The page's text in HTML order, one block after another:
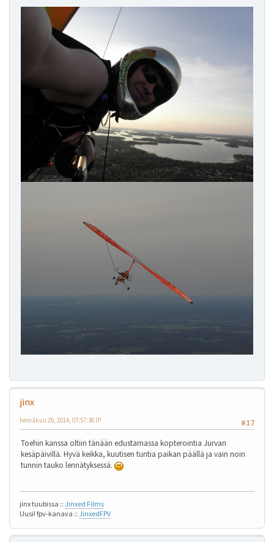
jinx
#17
heinäkuu 26, 2014, 07:57:36 IP
Toehin kanssa oltiin tänään edustamassa kopterointia Jurvan
kesäpäivillä. Hyvä keikka, kuutisen tuntia paikan päällä ja vain noin
tunnin tauko lennätyksessä.
jinx tuubissa :: Jinxed Films
Uusi! fpv-kanava :: JinxedFPV